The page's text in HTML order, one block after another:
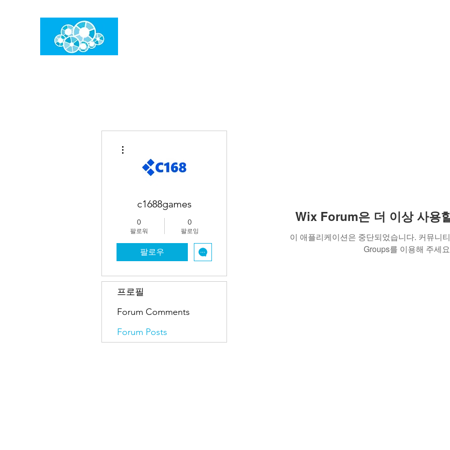
Wix Forum은 더 이상 사용
이 애플리케이션은 중단되었습니다. 커뮤니
Groups를 이용해 주세
c1688games
0
팔로워
0
팔로잉
팔로우
프로필
Forum Comments
Forum Posts